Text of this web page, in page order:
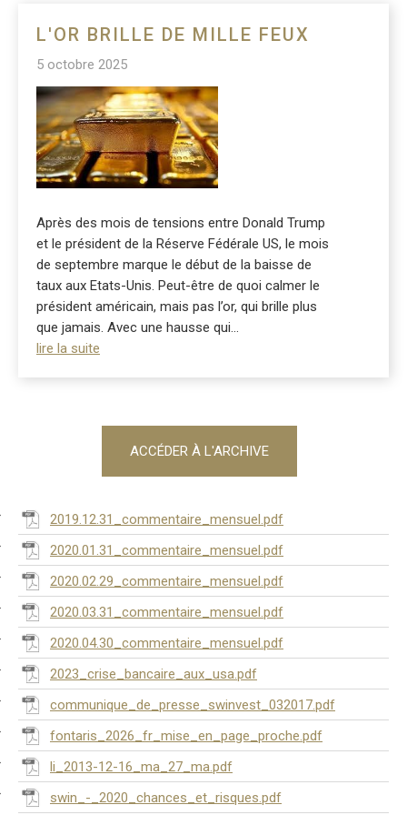
L'OR BRILLE DE MILLE FEUX
5 octobre 2025
Après des mois de tensions entre Donald Trump
et le président de la Réserve Fédérale US, le mois
de septembre marque le début de la baisse de
taux aux Etats-Unis. Peut-être de quoi calmer le
président américain, mais pas l’or, qui brille plus
que jamais. Avec une hausse qui...
lire la suite
ACCÉDER À L'ARCHIVE
2019.12.31_commentaire_mensuel.pdf
2020.01.31_commentaire_mensuel.pdf
2020.02.29_commentaire_mensuel.pdf
2020.03.31_commentaire_mensuel.pdf
2020.04.30_commentaire_mensuel.pdf
2023_crise_bancaire_aux_usa.pdf
communique_de_presse_swinvest_032017.pdf
fontaris_2026_fr_mise_en_page_proche.pdf
li_2013-12-16_ma_27_ma.pdf
swin_-_2020_chances_et_risques.pdf